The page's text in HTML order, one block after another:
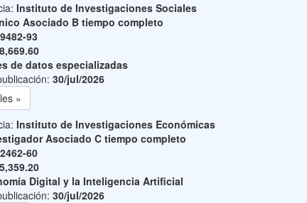
Instituto de Investigaciones Sociales
Asociado B tiempo completo
93
de datos especializadas
30/jul/2026
»
Instituto de Investigaciones Económicas
Asociado C tiempo completo
60
Digital y la Inteligencia Artificial
30/jul/2026